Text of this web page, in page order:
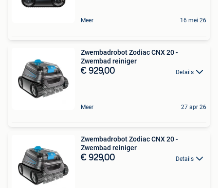
Meer 16 mei 26
Zwembadrobot Zodiac CNX 20 -
Zwembad reiniger
€ 929,00 Details
Meer 27 apr 26
Zwembadrobot Zodiac CNX 20 -
Zwembad reiniger
€ 929,00 Details